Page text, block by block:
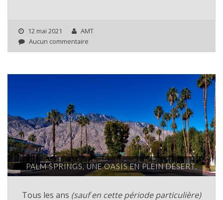
12 mai 2021
AMT
Aucun commentaire
PALM SPRINGS, UNE OASIS EN PLEIN DÉSERT.
Tous les ans (sauf en cette période particulière)